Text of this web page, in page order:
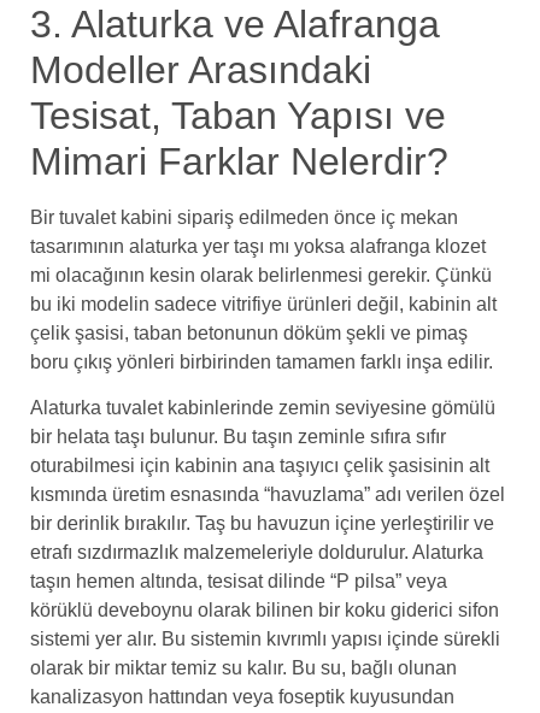
3. Alaturka ve Alafranga
Modeller Arasındaki
Tesisat, Taban Yapısı ve
Mimari Farklar Nelerdir?
Bir tuvalet kabini sipariş edilmeden önce iç mekan
tasarımının alaturka yer taşı mı yoksa alafranga klozet
mi olacağının kesin olarak belirlenmesi gerekir. Çünkü
bu iki modelin sadece vitrifiye ürünleri değil, kabinin alt
çelik şasisi, taban betonunun döküm şekli ve pimaş
boru çıkış yönleri birbirinden tamamen farklı inşa edilir.
Alaturka tuvalet kabinlerinde zemin seviyesine gömülü
bir helata taşı bulunur. Bu taşın zeminle sıfıra sıfır
oturabilmesi için kabinin ana taşıyıcı çelik şasisinin alt
kısmında üretim esnasında “havuzlama” adı verilen özel
bir derinlik bırakılır. Taş bu havuzun içine yerleştirilir ve
etrafı sızdırmazlık malzemeleriyle doldurulur. Alaturka
taşın hemen altında, tesisat dilinde “P pilsa” veya
körüklü deveboynu olarak bilinen bir koku giderici sifon
sistemi yer alır. Bu sistemin kıvrımlı yapısı içinde sürekli
olarak bir miktar temiz su kalır. Bu su, bağlı olunan
kanalizasyon hattından veya foseptik kuyusundan